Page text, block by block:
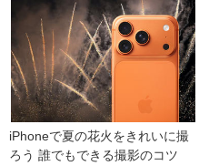
iPhoneで夏の花火をきれいに撮
ろう 誰でもできる撮影のコツ